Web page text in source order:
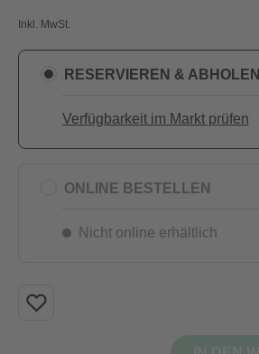
Inkl. MwSt.
RESERVIEREN & ABHOLEN
Verfügbarkeit im Markt prüfen
ONLINE BESTELLEN
Nicht online erhältlich